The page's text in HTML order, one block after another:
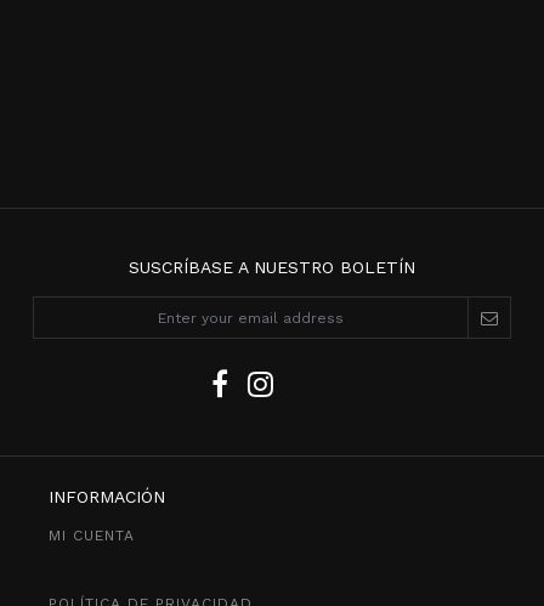
SUSCRÍBASE A NUESTRO BOLETÍN
INFORMACIÓN
MI CUENTA